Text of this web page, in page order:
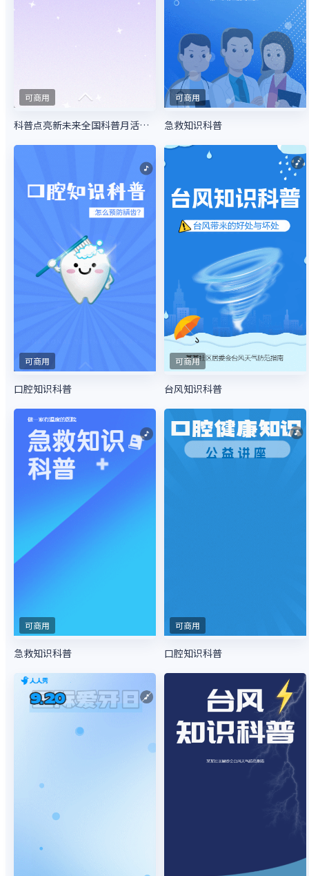
可商用
科普点亮新未来全国科普月活动宣传科学知识科普
可商用
急救知识科普
可商用
口腔知识科普
可商用
台风知识科普
可商用
急救知识科普
可商用
口腔知识科普